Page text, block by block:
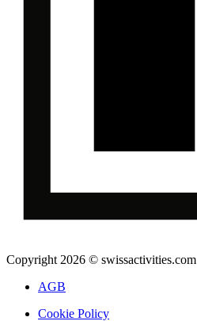
Copyright 2026 © swissactivities.com
AGB
Cookie Policy